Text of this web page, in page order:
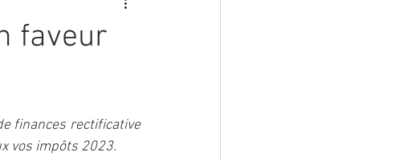
faveur
finances rectificative
vos impôts 2023.